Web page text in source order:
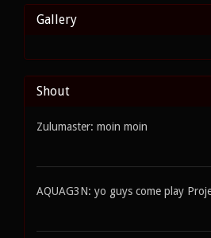
Gallery
Shout
Zulumaster: moin moin
AQUAG3N: yo guys come play